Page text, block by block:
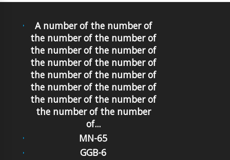
A number of the number of
the number of the number of
the number of the number of
the number of the number of
the number of the number of
the number of the number of
the number of the number of
the number of the number
of...
MN-65
GGB-6